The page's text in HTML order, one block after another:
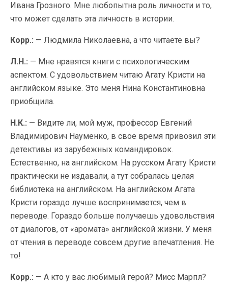
Ивана Грозного. Мне любопытна роль личности и то,
что может сделать эта личность в истории.
Корр.: — Людмила Николаевна, а что читаете вы?
Л.Н.: — Мне нравятся книги с психологическим
аспектом. С удовольствием читаю Агату Кристи на
английском языке. Это меня Нина Константиновна
приобщила.
Н.К.: — Видите ли, мой муж, профессор Евгений
Владимирович Науменко, в свое время привозил эти
детективы из зарубежных командировок.
Естественно, на английском. На русском Агату Кристи
практически не издавали, а тут собралась целая
библиотека на английском. На английском Агата
Кристи гораздо лучше воспринимается, чем в
переводе. Гораздо больше получаешь удовольствия
от диалогов, от «аромата» английской жизни. У меня
от чтения в переводе совсем другие впечатления. Не
то!
Корр.: — А кто у вас любимый герой? Мисс Марпл?